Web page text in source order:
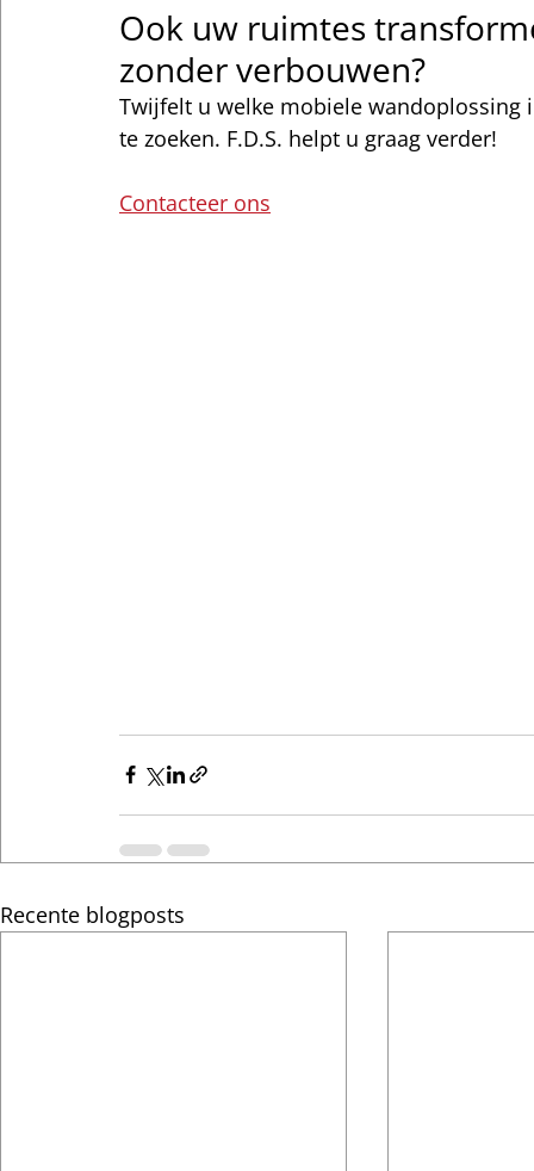
Ook uw ruimtes
zonder verbouwen?
Twijfelt u welke mobiele
te zoeken. F.D.S. helpt u graag verder!
Contacteer ons
Recente blogposts